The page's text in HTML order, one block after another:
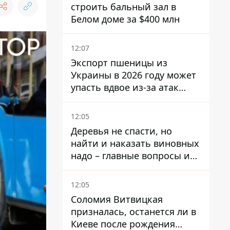
строить бальный зал в
Белом доме за $400 млн
12:07
Экспорт пшеницы из
Украины в 2026 году может
упасть вдвое из-за атак
россиян по портам
12:05
Деревья не спасти, но
найти и наказать виновных
надо – главные вопросы и
выводы из конфликта на
Теремках
12:05
Соломия Витвицкая
призналась, останется ли в
Киеве после рождения